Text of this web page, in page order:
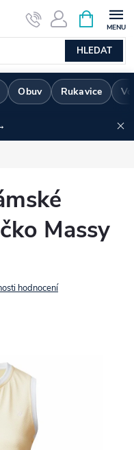
HLEDAT
NÁKUPNÍ
KOŠÍK
Obuv Rukavice
Massy
hodnocení